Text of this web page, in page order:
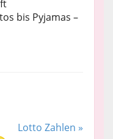
bis Pyjamas –
Lotto Zahlen »